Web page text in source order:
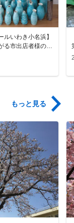
ルいわき小名浜】
る市出店者様のご
utsuwa studio様
もっと見る